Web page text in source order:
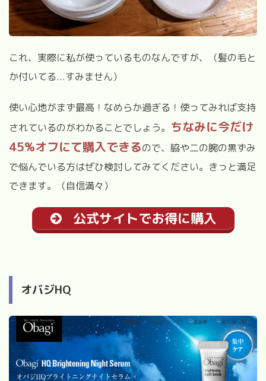
これ、実際に私が使っているものなんですが、（髪の毛と
か付いてる...すみません）
使い心地がまず最高！なめらか過ぎる！使ってみれば支持
されているのがわかることでしょう。 ちなみに今だけ
45%オフにて購入できるので、脇や二の腕の黒ずみ
で悩んでいる方はぜひ検討してみてください。きっと満足
できます。（自信満々）
公式サイトでお得に購入
オバジHQ